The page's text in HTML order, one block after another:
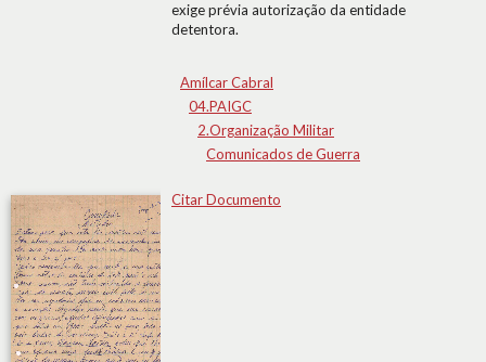
exige prévia autorização da entidade
detentora.
Amílcar Cabral
04.PAIGC
2.Organização Militar
Comunicados de Guerra
Citar Documento